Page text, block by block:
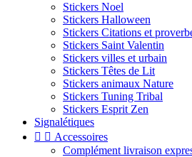
Stickers Noel
Stickers Halloween
Stickers Citations et
Stickers Saint Valentin
Stickers villes et urbain
Stickers Têtes de Lit
Stickers animaux Nature
Stickers Tuning Tribal
Stickers Esprit Zen
Signalétiques
  Accessoires
Complément livraison